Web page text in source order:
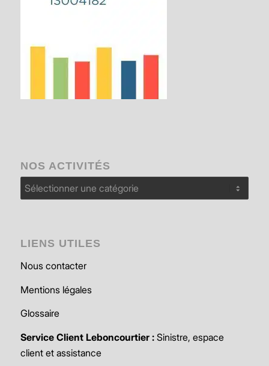
NOS ACTIVITÉS
Nos
activités
LIENS UTILES
Nous contacter
Mentions légales
Glossaire
Service Client Leboncourtier :Sinistre, espace
client et assistance